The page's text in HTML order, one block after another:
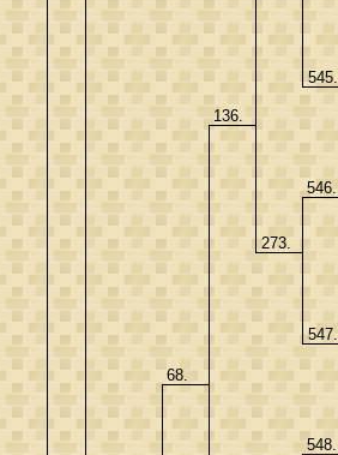
68.
136.
273.